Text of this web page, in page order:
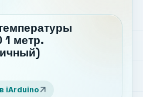
1 метр.
iArduino arrow_outward